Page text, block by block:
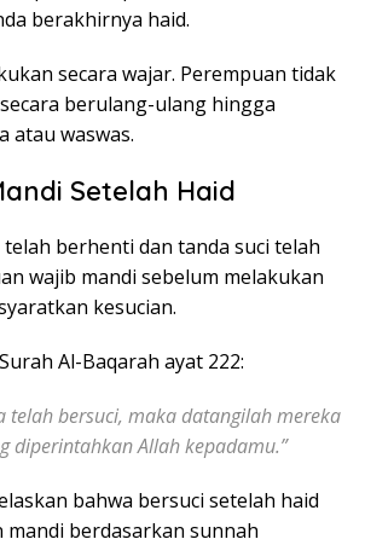
berakhirnya haid.
secara wajar. Perempuan tidak
berulang-ulang hingga
atau waswas.
Setelah Haid
berhenti dan tanda suci telah
wajib mandi sebelum melakukan
kesucian.
Al-Baqarah ayat 222:
telah bersuci, maka datangilah mereka
diperintahkan Allah kepadamu.”
bahwa bersuci setelah haid
mandi berdasarkan sunnah